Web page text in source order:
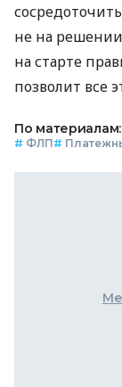
не на
на старте
позволит все
По материалам:
# ФЛП#